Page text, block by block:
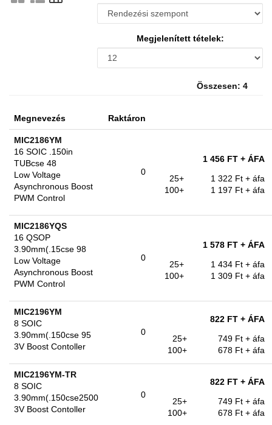
Megjelenített tételek:
Összesen: 4
Megnevezés Raktáron
MIC2186YM
16 SOIC .150in
TUBcse 48
Low Voltage
Asynchronous Boost
PWM Control
0
1 456 FT + ÁFA
25+
1 322 Ft + áfa
100+
1 197 Ft + áfa
MIC2186YQS
16 QSOP
3.90mm(.15cse 98
Low Voltage
Asynchronous Boost
PWM Control
0
1 578 FT + ÁFA
25+
1 434 Ft + áfa
100+
1 309 Ft + áfa
MIC2196YM
8 SOIC
3.90mm(.150cse 95
3V Boost Contoller
0
822 FT + ÁFA
25+
749 Ft + áfa
100+
678 Ft + áfa
MIC2196YM-TR
8 SOIC
3.90mm(.150cse2500
3V Boost Contoller
0
822 FT + ÁFA
25+
749 Ft + áfa
100+
678 Ft + áfa